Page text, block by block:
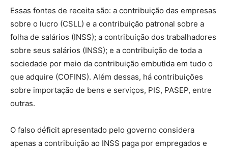
Essas fontes de receita são: a contribuição das empresas
sobre o lucro (CSLL) e a contribuição patronal sobre a
folha de salários (INSS); a contribuição dos trabalhadores
sobre seus salários (INSS); e a contribuição de toda a
sociedade por meio da contribuição embutida em tudo o
que adquire (COFINS). Além dessas, há contribuições
sobre importação de bens e serviços, PIS, PASEP, entre
outras.
O falso déficit apresentado pelo governo considera
apenas a contribuição ao INSS paga por empregados e